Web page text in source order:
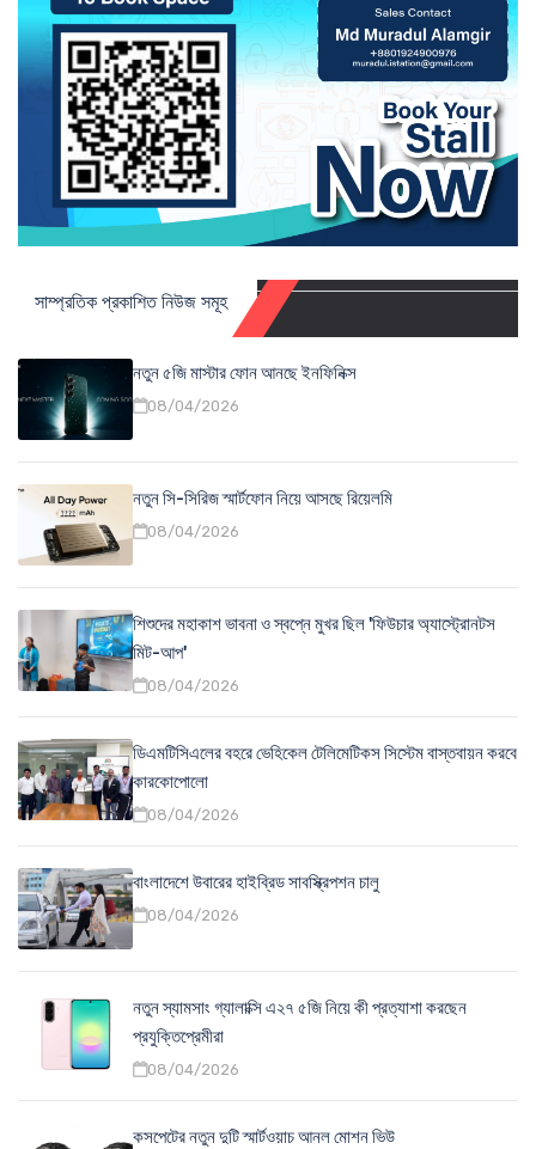
সাম্প্রতিক প্রকাশিত নিউজ সমূহ
নতুন ৫জি মাস্টার ফোন আনছে ইনফিনিক্স
08/04/2026
নতুন সি-সিরিজ স্মার্টফোন নিয়ে আসছে রিয়েলমি
08/04/2026
শিশুদের মহাকাশ ভাবনা ও স্বপ্নে মুখর ছিল 'ফিউচার অ্যাস্ট্রোনটস
মিট-আপ'
08/04/2026
ডিএমটিসিএলের বহরে ভেহিকেল টেলিমেটিকস সিস্টেম বাস্তবায়ন করবে
কারকোপোলো
08/04/2026
বাংলাদেশে উবারের হাইব্রিড সাবস্ক্রিপশন চালু
08/04/2026
নতুন স্যামসাং গ্যালাক্সি এ২৭ ৫জি নিয়ে কী প্রত্যাশা করছেন
প্রযুক্তিপ্রেমীরা
08/04/2026
কসপেটের নতুন দুটি স্মার্টওয়াচ আনল মোশন ভিউ